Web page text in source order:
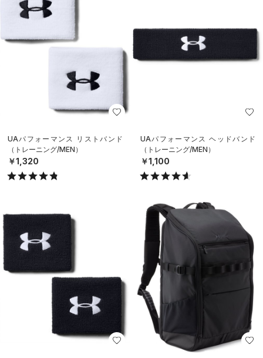
UAパフォーマンス リストバンド
（トレーニング/MEN）
￥1,320
UAパフォーマンス ヘッドバンド
（トレーニング/MEN）
￥1,100